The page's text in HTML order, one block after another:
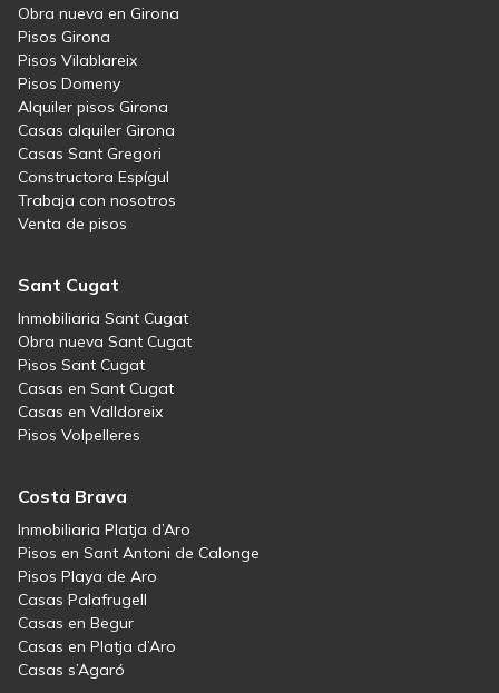
Obra nueva en Girona
Pisos Girona
Pisos Vilablareix
Pisos Domeny
Alquiler pisos Girona
Casas alquiler Girona
Casas Sant Gregori
Constructora Espígul
Trabaja con nosotros
Venta de pisos
Sant Cugat
Inmobiliaria Sant Cugat
Obra nueva Sant Cugat
Pisos Sant Cugat
Casas en Sant Cugat
Casas en Valldoreix
Pisos Volpelleres
Costa Brava
Inmobiliaria Platja d’Aro
Pisos en Sant Antoni de Calonge
Pisos Playa de Aro
Casas Palafrugell
Casas en Begur
Casas en Platja d’Aro
Casas s’Agaró